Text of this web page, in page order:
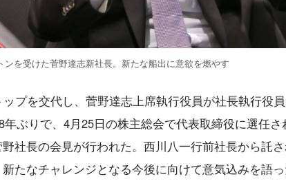
を受けた菅野達志新社長。新たな船出に意欲を燃やす
プを交代し、菅野達志上席執行役員が社長執行役
ぶりで、4月25日の株主総会で代表取締役に選任さ
社長の会見が行われた。西川八一行前社長から託さ
たなチャレンジとなる今後に向けて意気込みを語っ